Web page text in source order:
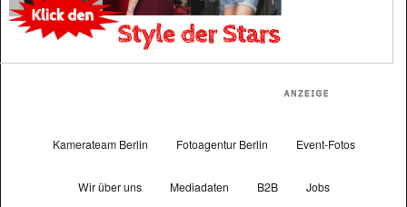
Kamerateam Berlin Fotoagentur Berlin Event-Fotos
Wir über uns Mediadaten B2B Jobs